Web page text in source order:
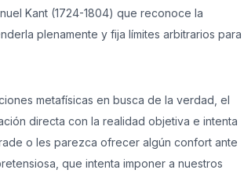
Kant (1724-1804) que reconoce la
plenamente y fija límites arbitrarios para
metafísicas en busca de la verdad, el
directa con la realidad objetiva e intenta
o les parezca ofrecer algún confort ante
que intenta imponer a nuestros